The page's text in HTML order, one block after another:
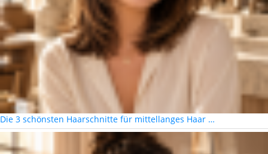
Die 3 schönsten Haarschnitte für mittellanges Haar …